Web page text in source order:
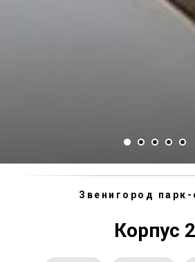
Звенигород парк-
Корпус 2